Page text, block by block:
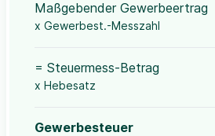
Maßgebender Gewerbeertrag
x Gewerbest.-Messzahl
= Steuermess-Betrag
x Hebesatz
Gewerbesteuer